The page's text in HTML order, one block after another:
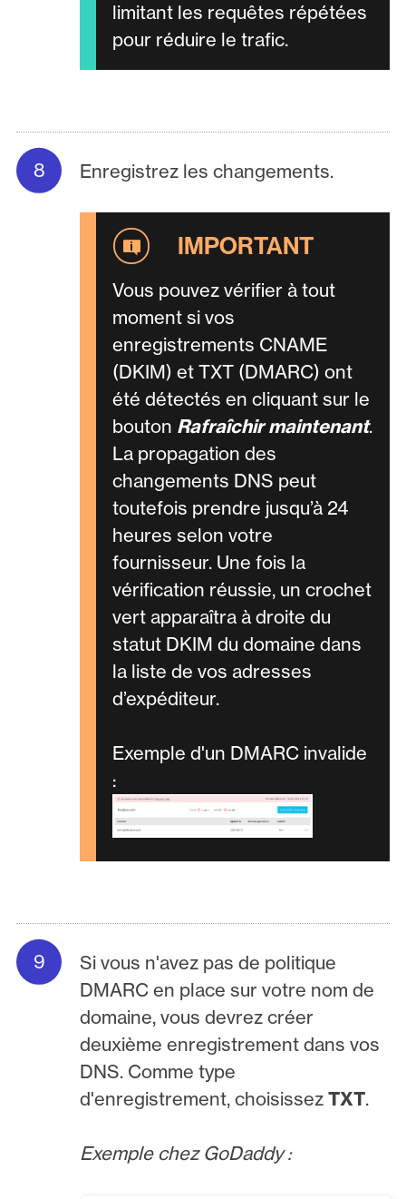
limitant les requêtes répétées
pour réduire le trafic.
Enregistrez les changements.
Vous pouvez vérifier à tout
moment si vos
enregistrements CNAME
(DKIM) et TXT (DMARC) ont
été détectés en cliquant sur le
bouton Rafraîchir maintenant.
La propagation des
changements DNS peut
toutefois prendre jusqu’à 24
heures selon votre
fournisseur. Une fois la
vérification réussie, un crochet
vert apparaîtra à droite du
statut DKIM du domaine dans
la liste de vos adresses
d’expéditeur.
Exemple d'un DMARC invalide
:
Si vous n'avez pas de politique
DMARC en place sur votre nom de
domaine, vous devrez créer
deuxième enregistrement dans vos
DNS. Comme type
d'enregistrement, choisissezTXT.
Exemple chez GoDaddy :